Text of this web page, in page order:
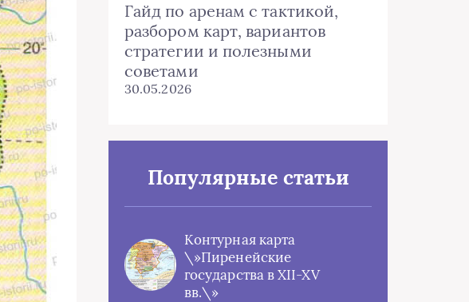
Гайд по аренам с тактикой,
разбором карт, вариантов
стратегии и полезными
советами
30.05.2026
Популярные статьи
Контурная карта
\»Пиренейские
государства в XII-XV
вв.\»